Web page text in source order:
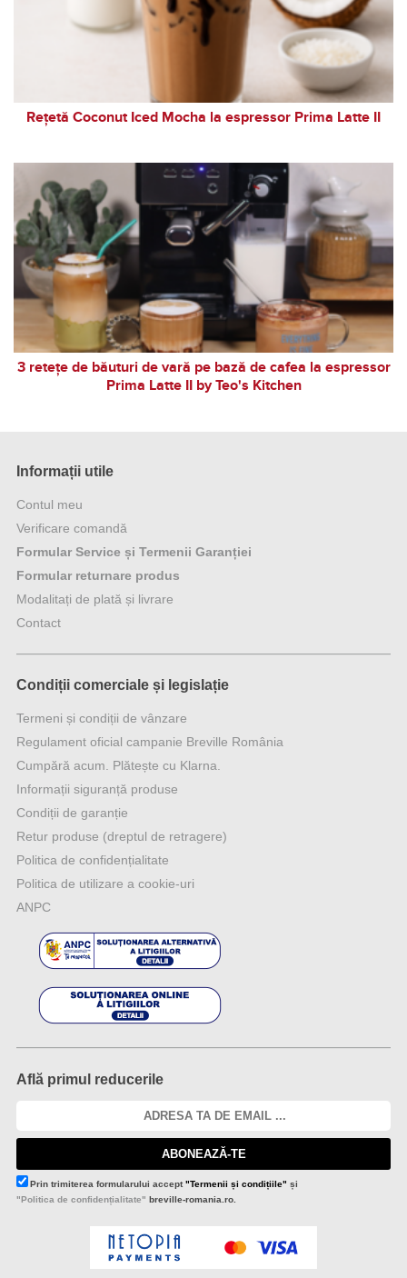
Rețetă Coconut Iced Mocha la espressor Prima Latte II
3 retețe de băuturi de vară pe bază de cafea la espressor
Prima Latte II by Teo's Kitchen
Informații utile
Contul meu
Verificare comandă
Formular Service și Termenii Garanției
Formular returnare produs
Modalitați de plată și livrare
Contact
Condiții comerciale și legislație
Termeni și condiții de vânzare
Regulament oficial campanie Breville România
Cumpără acum. Plătește cu Klarna.
Informații siguranță produse
Condiții de garanție
Retur produse (dreptul de retragere)
Politica de confidențialitate
Politica de utilizare a cookie-uri
ANPC
Află primul reducerile
ABONEAZĂ-TE
Prin trimiterea formularului accept"Termenii și condițiile" și
"Politica de confidențialitate" breville-romania.ro.